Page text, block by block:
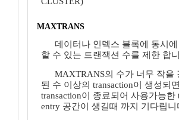
MAXTRANS
데이터나 인덱스 블록에 동시
할 수 있는 트랜잭션 수를 제한 합
MAXTRANS의 수가 너무 작을
된 수 이상의 transaction이 생성되
transaction이 종료되어 사용가능한
entry 공간이 생길때 까지 기다립니